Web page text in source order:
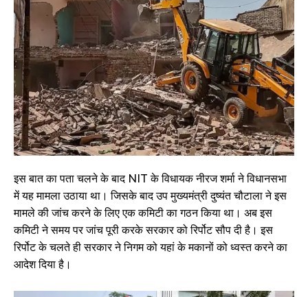
इस बात का पता चलने के बाद NIT के विधायक नीरज शर्मा ने विधानसभा
में यह मामला उठाया था। जिसके बाद उप मुख्यमंत्री दुष्यंत चौटाला ने इस
मामले की जांच करने के लिए एक कमिटी का गठन किया था। अब इस
कमिटी ने समय पर जांच पूरी करके सरकार को रिर्पोट सौप दी है। इस
रिर्पोट के चलते ही सरकार ने निगम को यहां के मकानों को ध्वस्त करने का
आदेश दिया है।